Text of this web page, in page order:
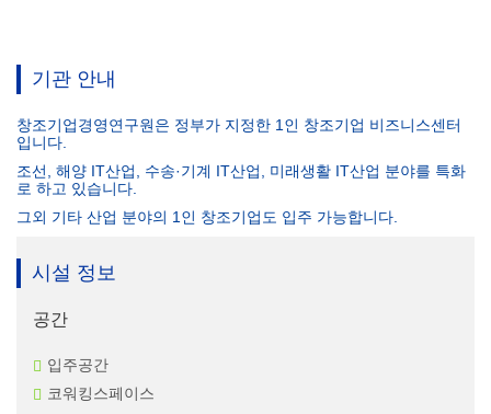
기관 안내
창조기업경영연구원은 정부가 지정한 1인 창조기업 비즈니스센터
입니다.
조선, 해양 IT산업, 수송·기계 IT산업, 미래생활 IT산업 분야를 특화
로 하고 있습니다.
그외 기타 산업 분야의 1인 창조기업도 입주 가능합니다.
시설 정보
공간
입주공간
코워킹스페이스